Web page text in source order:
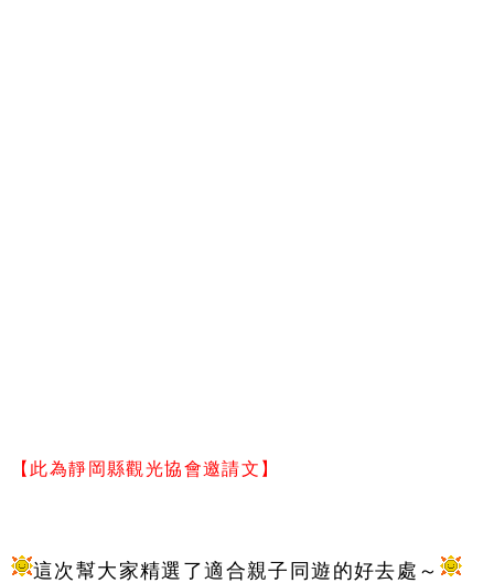
【此為靜岡縣觀光協會邀請文】
這次幫大家精選了適合親子同遊的好去處～